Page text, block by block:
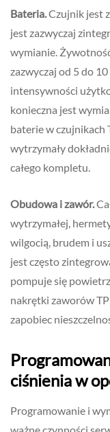
Bateria.Czujnik jest
jest zazwyczaj
wymianie.
zazwyczaj od 5 do
intensywności
konieczna jest
baterie w czujnikach
wytrzymały
całego kompletu.
Obudowa i zawór.
wytrzymałej,
wilgocią, brudem i
jest często
pompuje się
nakrętki zaworów
zapobiec
ciśnienia w
Programowanie i
ważne czynności